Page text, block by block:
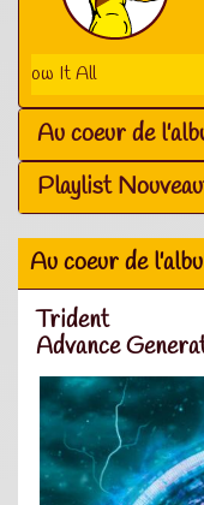
Au coeur de
Playlist
Au coeur de
Trident
Advance